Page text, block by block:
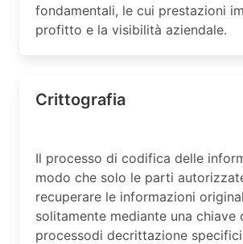
fondamentali, le cui prestazioni
profitto e la visibilità aziendale.
Crittografia
Il processo di codifica delle
modo che solo le parti
recuperare le informazioni
solitamente mediante una chiave
processodi decrittazione